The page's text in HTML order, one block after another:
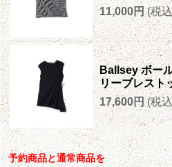
11,000円 (税
Ballsey ボー
リーブレスト
17,600円 (税
予約商品と通常商品を